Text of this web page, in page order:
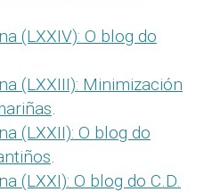
(LXXIV): O blog do
(LXXIII): Minimización
.
(LXXII): O blog do
.
(LXXI): O blog do C.D.